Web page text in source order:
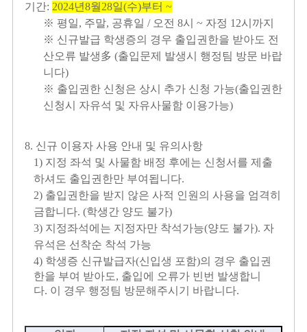
기간: 2024년8월28일(수)부터 ~
※ 평일, 주말, 공휴일 / 오전 8시 ~ 자정 12시까지
※ 신규발급 학생증의 경우 출입권한을 받아도 전
산오류 발생多 (출입문제 발생시 행정팀 방문 바랍
니다)
※ 출입권한 신청은 상시 추가 신청 가능(출입권한
신청시 자유석 및 자유사물함 이용가능)
8. 신규 이용자 사용 안내 및 유의사항
1) 지정 좌석 및 사물함 배정 후에는 신청서를 제출
하셔도 출입권한만 부여됩니다.
2) 출입권한을 받지 않은 사적 인원의 사용을 엄격히
금합니다. (학생간 양도 불가)
3) 지정좌석에는 지정자만 착석가능(양도 불가). 자
유석은 선착순 착석 가능
4) 학생증 신규발급자(신입생 포함)의 경우 출입권
한을 부여 받아도, 출입에 오류가 빈번 발생합니
다. 이 경우 행정팀 방문해주시기 바랍니다.